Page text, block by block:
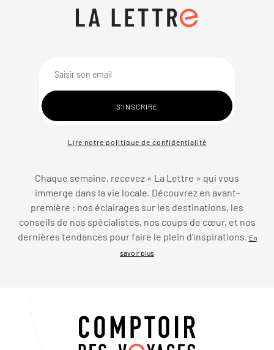
Lire notre politique de confidentialité
Chaque semaine, recevez « La Lettre » qui vous
immerge dans la vie locale. Découvrez en avant-
première : nos éclairages sur les destinations, les
conseils de nos spécialistes, nos coups de cœur, et nos
dernières tendances pour faire le plein d’inspirations.
En
savoir plus